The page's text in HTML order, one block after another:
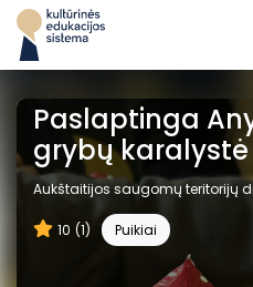
Paslaptinga
grybų karalystė
Aukštaitijos saugomų teritorijų
10 (1) Puikiai